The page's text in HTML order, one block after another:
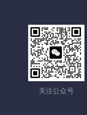
关注公众号